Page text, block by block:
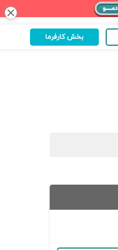
close
بخش کارفرما